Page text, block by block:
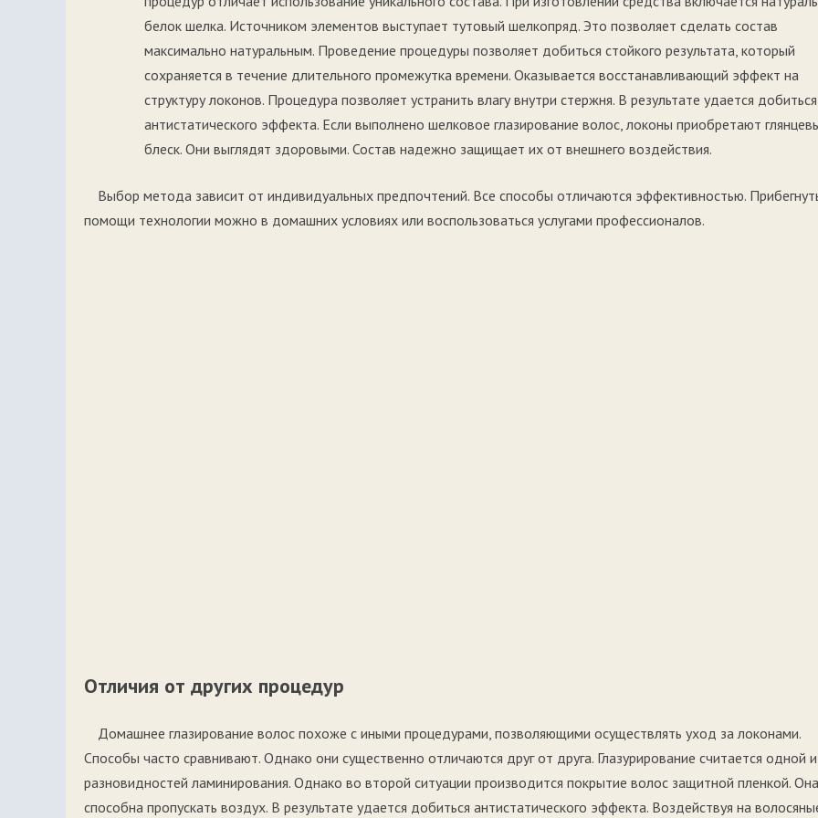
белок шелка. Источником элементов выступает тутовый шелкопряд. Это позволяет сделать состав
максимально натуральным. Проведение процедуры позволяет добиться стойкого результата, который
сохраняется в течение длительного промежутка времени. Оказывается восстанавливающий эффект на
структуру локонов. Процедура позволяет устранить влагу внутри стержня. В результате удается добиться
антистатического эффекта. Если выполнено шелковое глазирование волос, локоны приобретают
блеск. Они выглядят здоровыми. Состав надежно защищает их от внешнего воздействия.
Выбор метода зависит от индивидуальных предпочтений. Все способы отличаются эффективностью.
помощи технологии можно в домашних условиях или воспользоваться услугами профессионалов.
Отличия от других процедур
Домашнее глазирование волос похоже с иными процедурами, позволяющими осуществлять уход за локонами.
Способы часто сравнивают. Однако они существенно отличаются друг от друга. Глазурирование считается одной
разновидностей ламинирования. Однако во второй ситуации производится покрытие волос защитной пленкой. Она
способна пропускать воздух. В результате удается добиться антистатического эффекта. Воздействуя на